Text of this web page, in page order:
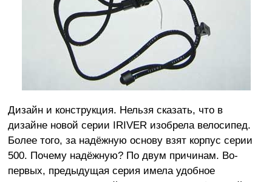
Дизайн и конструкция. Нельзя сказать, что в
дизайне новой серии IRIVER изобрела велосипед.
Более того, за надёжную основу взят корпус серии
500. Почему надёжную? По двум причинам. Во-
первых, предыдущая серия имела удобное